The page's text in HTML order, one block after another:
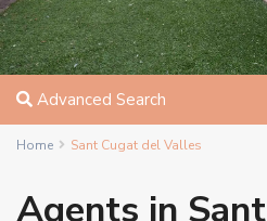
Advanced Search
Home Sant Cugat del Valles
Agents in